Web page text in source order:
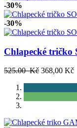
-30%
-30%
Chlapecké tričko
525.00 Kč 368,00 Kč